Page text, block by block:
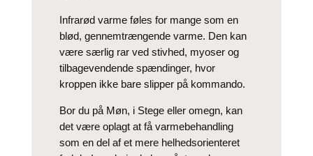
Infrarød varme føles for mange som en
blød, gennemtrængende varme. Den kan
være særlig rar ved stivhed, myoser og
tilbagevendende spændinger, hvor
kroppen ikke bare slipper på kommando.
Bor du på Møn, i Stege eller omegn, kan
det være oplagt at få varmebehandling
som en del af et mere helhedsorienteret